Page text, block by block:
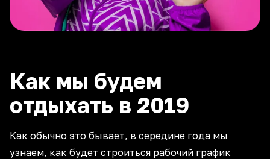
Как мы будем
отдыхать в 2019
Как обычно это бывает, в середине года мы
узнаем, как будет строиться рабочий график